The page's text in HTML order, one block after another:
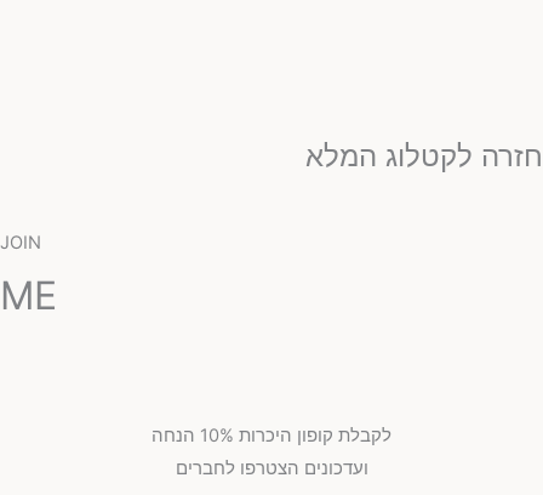
לקטלוג המלא
JOIN
ME
לקבלת קופון היכרות 10% הנחה
ועדכונים הצטרפו לחברים